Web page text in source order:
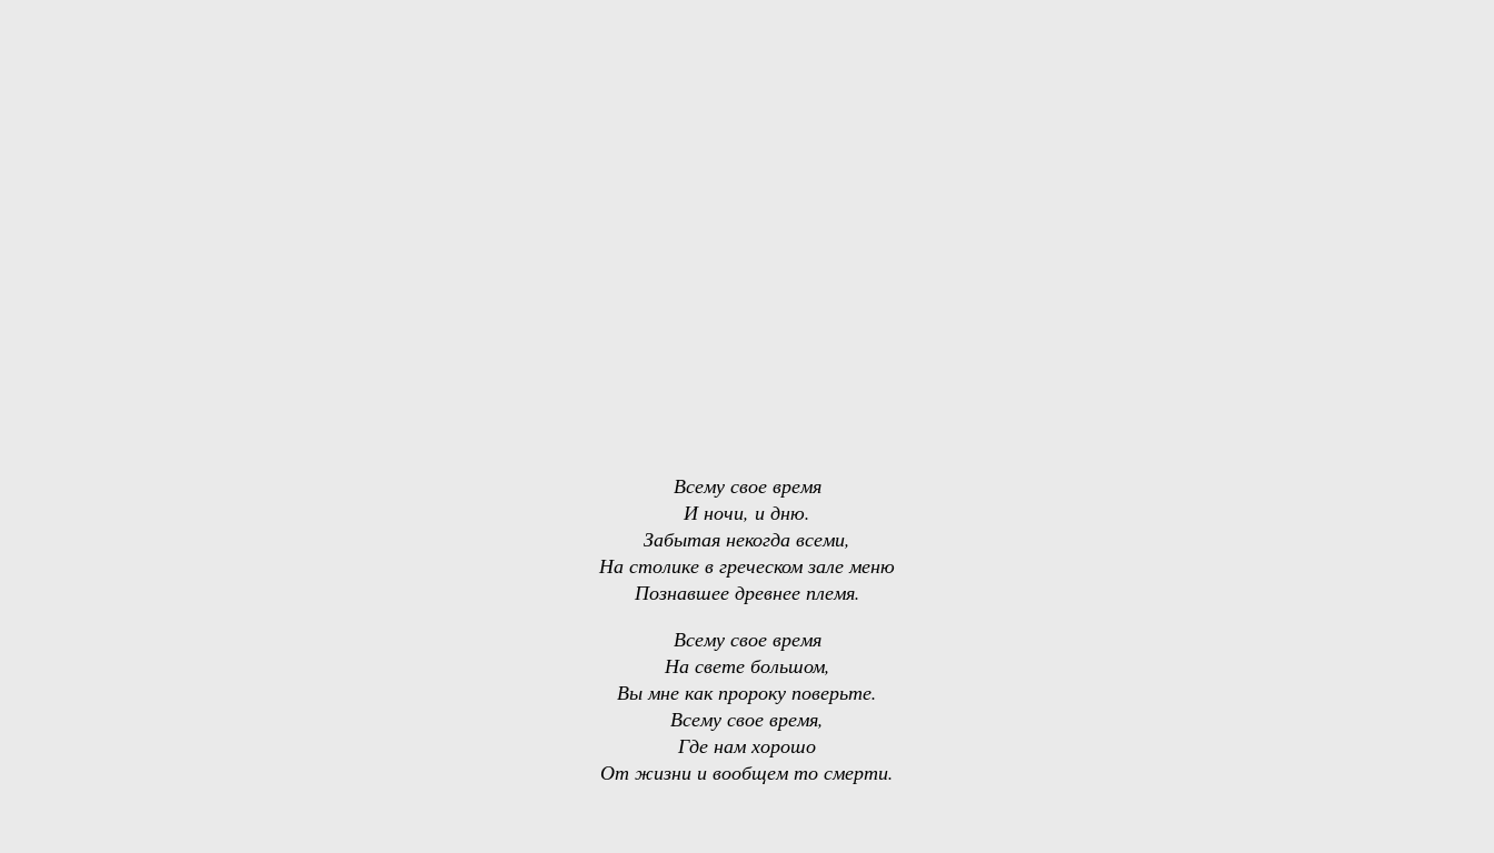
Всему свое время
И ночи, и дню.
Забытая некогда всеми,
На столике в греческом зале меню
Познавшее древнее племя.
Всему свое время
На свете большом,
Вы мне как пророку поверьте.
Всему свое время,
Где нам хорошо
От жизни и вообщем то смерти.